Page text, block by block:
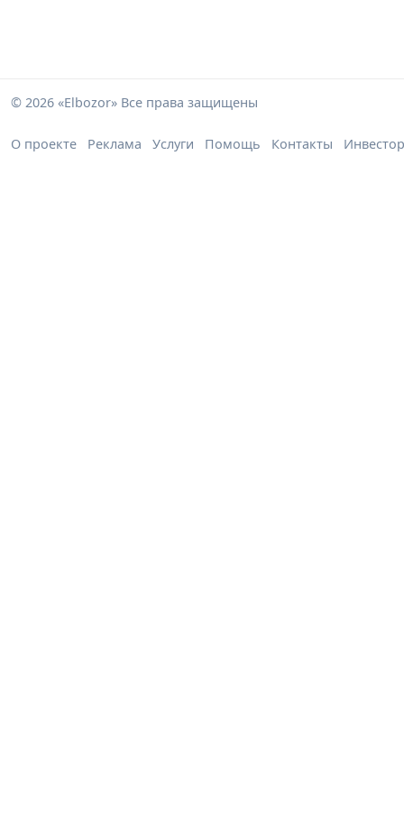
© 2026 «Elbozor» Все права защищены
О проекте Реклама Услуги Помощь Контакты